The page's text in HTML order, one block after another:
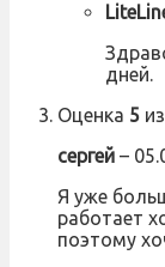
дней.
Оценка 5
сергей –
Я уже
работает
поэтому